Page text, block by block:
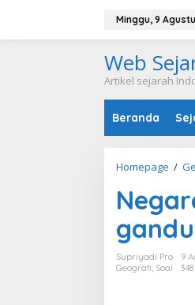
Minggu, 9
Web
Artikel sejarah
Beranda
Homepage /
Supriyadi Pro
9
Geografi, Soal